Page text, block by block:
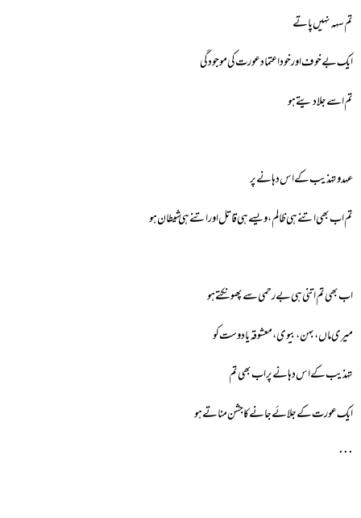
تم سہہ نہیں پاتے
ایک بے خوف اور خود اعتماد عورت کی موجودگی
تم اسے جلادیتے ہو
عہد و تہذیب کے اس دہانے پر
تم اب بھی اتنے ہی ظالم، ویسے ہی قاتل اور اتنے ہی شیطان ہو
اب بھی تم اتنی ہی بے رحمی سے پھونکتے ہو
میری ماں، بہن ، بیوی ، معشوقہ یا دوست کو
تہذیب کے اس دہانے پر اب بھی تم
ایک عورت کے جلائے جانے کا جشن مناتے ہو
٠٠٠